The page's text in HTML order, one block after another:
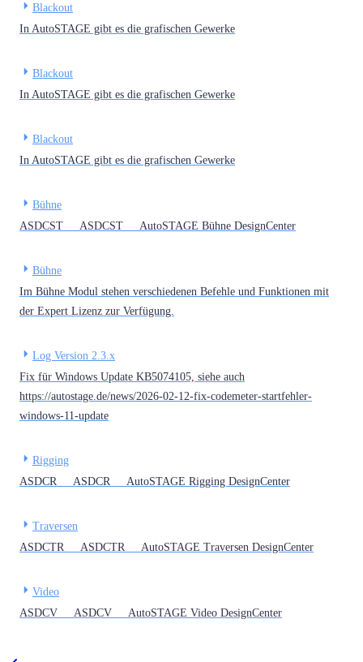
Blackout
In AutoSTAGE gibt es die grafischen Gewerke
Blackout
In AutoSTAGE gibt es die grafischen Gewerke
Blackout
In AutoSTAGE gibt es die grafischen Gewerke
Bühne
ASDCST ASDCST AutoSTAGE Bühne DesignCenter
Bühne
Im Bühne Modul stehen verschiedenen Befehle und Funktionen mit
der Expert Lizenz zur Verfügung.
Log Version 2.3.x
Fix für Windows Update KB5074105, siehe auch
https://autostage.de/news/2026-02-12-fix-codemeter-startfehler-
windows-11-update
Rigging
ASDCR ASDCR AutoSTAGE Rigging DesignCenter
Traversen
ASDCTR ASDCTR AutoSTAGE Traversen DesignCenter
Video
ASDCV ASDCV AutoSTAGE Video DesignCenter